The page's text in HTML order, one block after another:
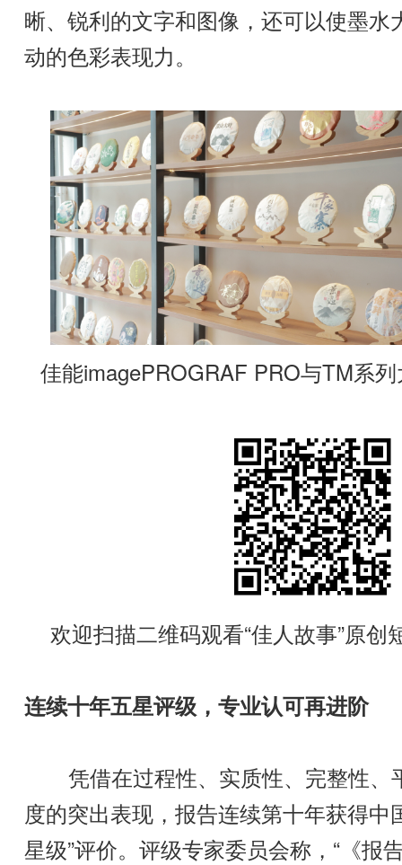
晰、锐利的文字和图像，还可以使墨
动的色彩表现力。
佳能imagePROGRAF PRO与TM系
欢迎扫描二维码观看“佳人故事”原
连续十年五星评级，专业认可再进阶
凭借在过程性、实质性、完整性、
度的突出表现，报告连续第十年获得
星级”评价。评级专家委员会称，“《报